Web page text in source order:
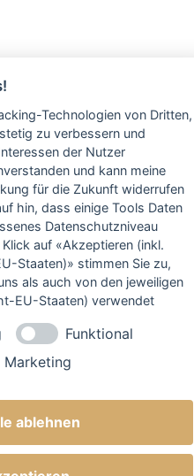
Technologien von Dritten,
zu verbessern und
der Nutzer
und kann meine
für die Zukunft widerrufen
hin, dass einige Tools Daten
Datenschutzniveau
auf «Akzeptieren (inkl.
Staaten)» stimmen Sie zu,
als auch von den jeweiligen
EU-Staaten) verwendet
Funktional
Marketing
ablehnen